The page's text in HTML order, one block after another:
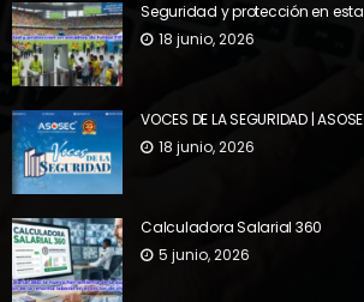
Seguridad y protección en
18 junio, 2026
VOCES DE LA SEGURIDAD |
18 junio, 2026
Calculadora Salarial 360
5 junio, 2026